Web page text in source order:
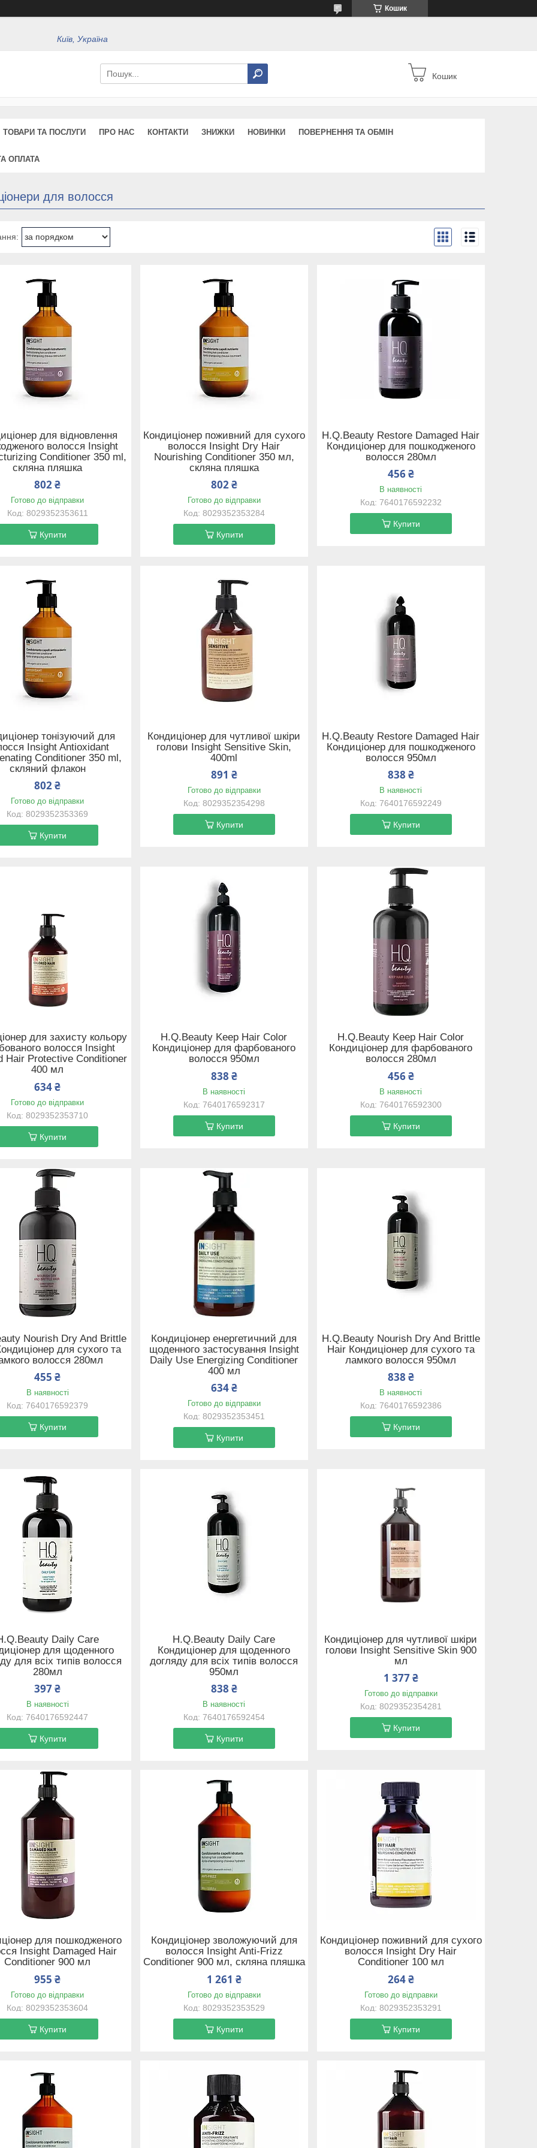
Кошик
Київ, Україна
Кошик
ТОВАРИ ТА ПОСЛУГИ ПРО НАС КОНТАКТИ ЗНИЖКИ НОВИНКИ ПОВЕРНЕННЯ ТА ОБМІН
ОПЛАТА
для волосся
для відновлення
волосся Insight
Conditioner 350 ml,
скляна пляшка
802 ₴
Готово до відправки
8029352353611
Купити
Кондиціонер поживний для сухого
волосся Insight Dry Hair
Nourishing Conditioner 350 мл,
скляна пляшка
802 ₴
Готово до відправки
8029352353284
Купити
H.Q.Beauty Restore Damaged Hair
Кондиціонер для пошкодженого
волосся 280мл
456 ₴
В наявності
7640176592232
Купити
тонізуючий для
Insight Antioxidant
Conditioner 350 ml,
скляний флакон
802 ₴
Готово до відправки
8029352353369
Купити
Кондиціонер для чутливої шкіри
голови Insight Sensitive Skin,
400ml
891 ₴
Готово до відправки
8029352354298
Купити
H.Q.Beauty Restore Damaged Hair
Кондиціонер для пошкодженого
волосся 950мл
838 ₴
В наявності
7640176592249
Купити
для захисту кольору
волосся Insight
Hair Protective Conditioner
400 мл
634 ₴
Готово до відправки
8029352353710
Купити
H.Q.Beauty Keep Hair Color
Кондиціонер для фарбованого
волосся 950мл
838 ₴
В наявності
7640176592317
Купити
H.Q.Beauty Keep Hair Color
Кондиціонер для фарбованого
волосся 280мл
456 ₴
В наявності
7640176592300
Купити
Nourish Dry And Brittle
для сухого та
волосся 280мл
455 ₴
В наявності
7640176592379
Купити
Кондиціонер енергетичний для
щоденного застосування Insight
Daily Use Energizing Conditioner
400 мл
634 ₴
Готово до відправки
8029352353451
Купити
H.Q.Beauty Nourish Dry And Brittle
Hair Кондиціонер для сухого та
ламкого волосся 950мл
838 ₴
В наявності
7640176592386
Купити
Daily Care
для щоденного
для всіх типів волосся
280мл
397 ₴
В наявності
7640176592447
Купити
H.Q.Beauty Daily Care
Кондиціонер для щоденного
догляду для всіх типів волосся
950мл
838 ₴
В наявності
7640176592454
Купити
Кондиціонер для чутливої шкіри
голови Insight Sensitive Skin 900
мл
1 377 ₴
Готово до відправки
8029352354281
Купити
для пошкодженого
Insight Damaged Hair
Conditioner 900 мл
955 ₴
Готово до відправки
8029352353604
Купити
Кондиціонер зволожуючий для
волосся Insight Anti-Frizz
Conditioner 900 мл, скляна пляшка
1 261 ₴
Готово до відправки
8029352353529
Купити
Кондиціонер поживний для сухого
волосся Insight Dry Hair
Conditioner 100 мл
264 ₴
Готово до відправки
8029352353291
Купити